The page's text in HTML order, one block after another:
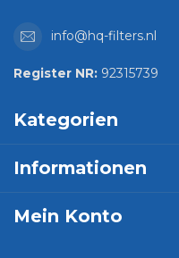
info@hq-filters.nl
Register NR: 92315739
Kategorien
Informationen
Mein Konto